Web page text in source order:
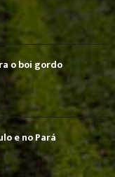
o boi gordo
e no Pará